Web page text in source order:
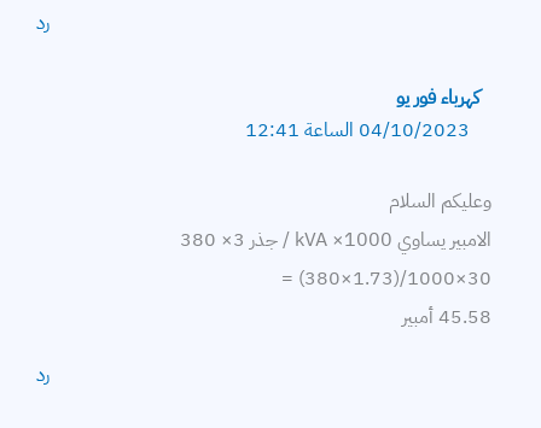
رد
كهرباء فور يو
04/10/2023 الساعة 12:41
وعليكم السلام
الامبير يساوي kVA ×1000 / جذر 3× 380
30×1000/(1.73×380) =
45.58 أمبير
رد